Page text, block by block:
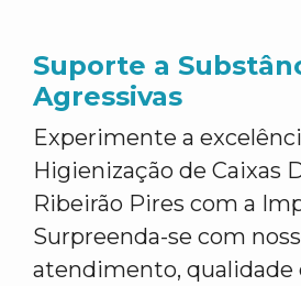
Suporte a
Agressivas
Experimente a
Higienização de Caixas
Ribeirão Pires com a
Surpreenda-se com
atendimento, qualidade